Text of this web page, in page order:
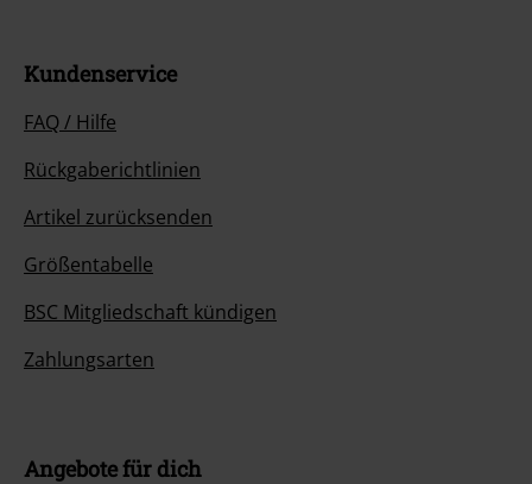
Kundenservice
FAQ / Hilfe
Rückgaberichtlinien
Artikel zurücksenden
Größentabelle
BSC Mitgliedschaft kündigen
Zahlungsarten
Angebote für dich